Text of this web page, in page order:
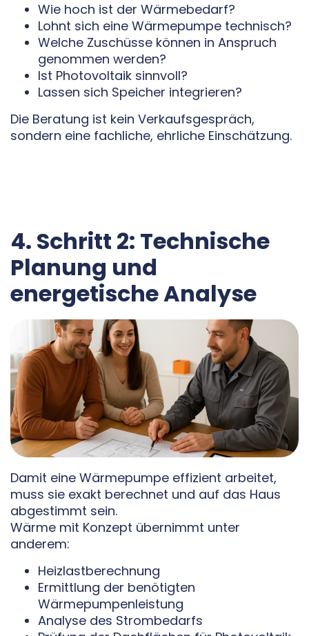
Wie hoch ist der Wärmebedarf?
Lohnt sich eine Wärmepumpe technisch?
Welche Zuschüsse können in Anspruch
genommen werden?
Ist Photovoltaik sinnvoll?
Lassen sich Speicher integrieren?
Die Beratung ist kein Verkaufsgespräch,
sondern eine fachliche, ehrliche Einschätzung.
4. Schritt 2: Technische
Planung und
energetische Analyse
Damit eine Wärmepumpe effizient arbeitet,
muss sie exakt berechnet und auf das Haus
abgestimmt sein.
Wärme mit Konzept übernimmt unter
anderem:
Heizlastberechnung
Ermittlung der benötigten
Wärmepumpenleistung
Analyse des Strombedarfs